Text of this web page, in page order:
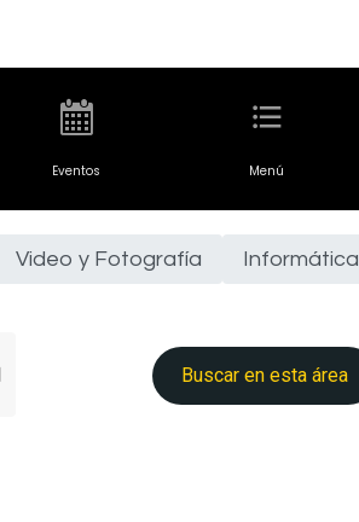
Eventos Menú
Video y Fotografía Informática
Buscar en esta área